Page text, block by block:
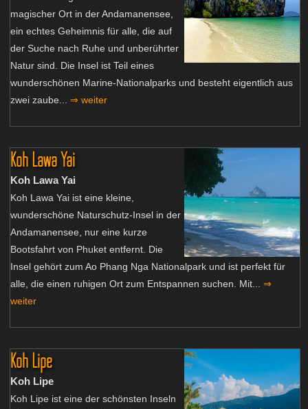
magischer Ort in der Andamanensee,
ein echtes Geheimnis für alle, die auf
der Suche nach Ruhe und unberührter
Natur sind. Die Insel ist Teil eines
wunderschönen Marine-Nationalparks und besteht eigentlich aus
zwei zaube... ⇒ weiter
Koh Lawa Yai
Koh Lawa Yai
Koh Lawa Yai ist eine kleine,
wunderschöne Naturschutz-Insel in der
Andamanensee, nur eine kurze
Bootsfahrt von Phuket entfernt. Die
Insel gehört zum Ao Phang Nga Nationalpark und ist perfekt für
alle, die einen ruhigen Ort zum Entspannen suchen. Mit... ⇒
weiter
Koh Lipe
Koh Lipe
Koh Lipe ist eine der schönsten Inseln